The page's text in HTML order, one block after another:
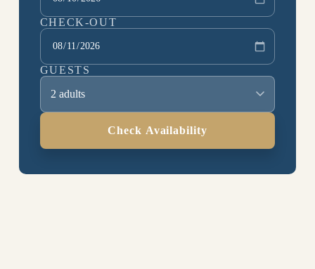
CHECK-OUT
GUESTS
2 adults
Check Availability